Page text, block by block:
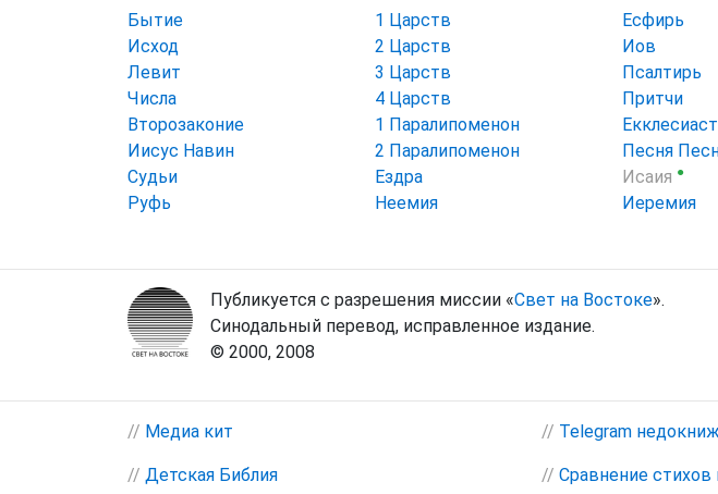
Бытие
Исход
Левит
Числа
Второзаконие
Иисус Навин
Судьи
Руфь
1 Царств
2 Царств
3 Царств
4 Царств
1 Паралипоменон
2 Паралипоменон
Ездра
Неемия
Есфирь
Иов
Псалтирь
Притчи
Екклесиаст
Песня
Исаия ●
Иеремия
Публикуется с разрешения миссии «Свет на Востоке».
Синодальный перевод, исправленное издание.
© 2000, 2008
// Медиа кит // Telegram
// Детская Библия
// Сравнение стихов